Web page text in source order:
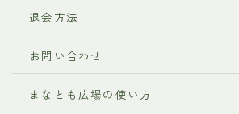
退会方法
お問い合わせ
まなとも広場の使い方